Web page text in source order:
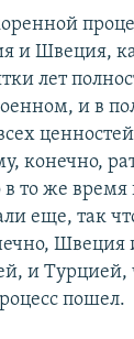
и Швеция,
лет
и в
конечно,
то же время
еще, так
Швеция
и Турцией,
пошел.